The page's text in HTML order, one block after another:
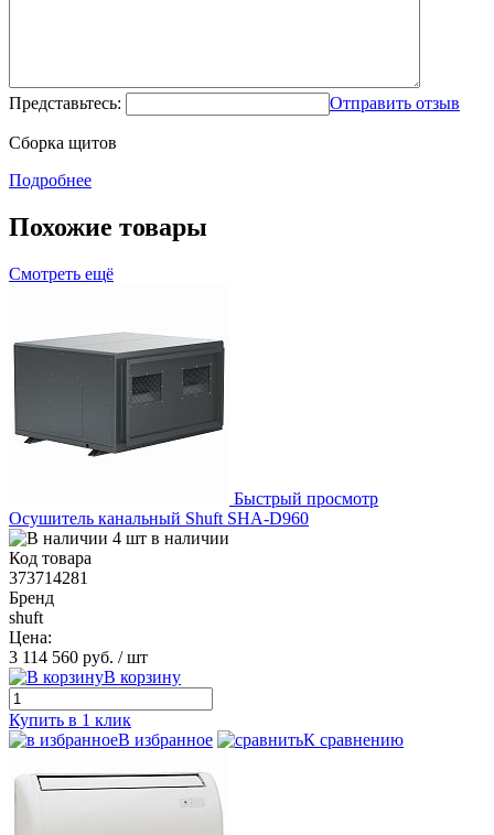
Представьтесь: Отправить отзыв
Сборка щитов
Подробнее
Похожие товары
Смотреть ещё
Быстрый просмотр
Осушитель канальный Shuft SHA-D960
4 шт в наличии
Код товара
373714281
Бренд
shuft
Цена:
3 114 560 руб. / шт
В корзину
Купить в 1 клик
В избранное
К сравнению